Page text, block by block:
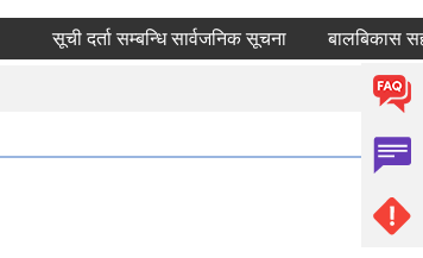
सूची दर्ता सम्बन्धि सार्वजनिक सूचना बालबिकास सहजकर्ता